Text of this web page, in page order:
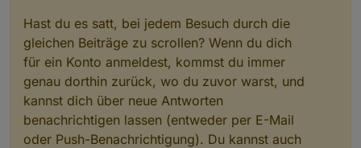
Hast du es satt, bei jedem Besuch durch die
gleichen Beiträge zu scrollen? Wenn du dich
für ein Konto anmeldest, kommst du immer
genau dorthin zurück, wo du zuvor warst, und
kannst dich über neue Antworten
benachrichtigen lassen (entweder per E-Mail
oder Push-Benachrichtigung). Du kannst auch